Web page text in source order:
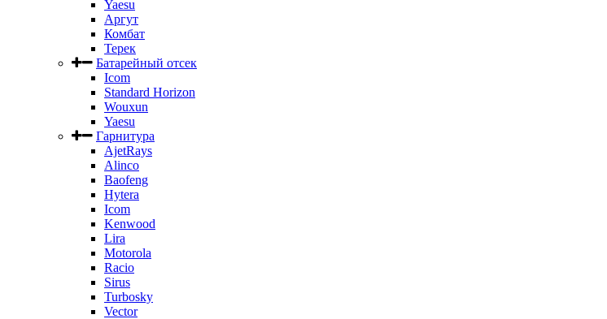
Yaesu
Аргут
Комбат
Терек
Батарейный отсек
Icom
Standard Horizon
Wouxun
Yaesu
Гарнитура
AjetRays
Alinco
Baofeng
Hytera
Icom
Kenwood
Lira
Motorola
Racio
Sirus
Turbosky
Vector